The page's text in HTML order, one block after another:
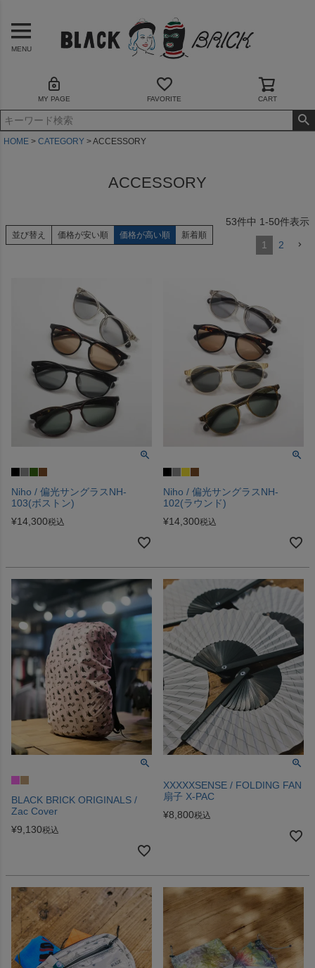
MENU
MY PAGE FAVORITE CART
HOME CATEGORY ACCESSORY
ACCESSORY
並び替え 価格が安い順 価格が高い順 新着順
53件中 1-50件表示
1 2
Niho / 偏光サングラスNH-
103(ボストン)
¥14,300税込
Niho / 偏光サングラスNH-
102(ラウンド)
¥14,300税込
BLACK BRICK ORIGINALS /
Zac Cover
¥9,130税込
XXXXXSENSE / FOLDING FAN
扇子 X-PAC
¥8,800税込